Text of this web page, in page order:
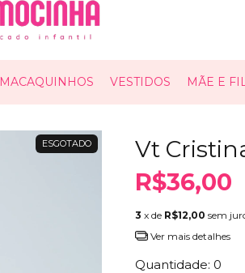
MACAQUINHOS VESTIDOS MÃE E
ESGOTADO Vt
R$36,00
3 x de R$12,00 sem
Ver mais detalhes
Quantidade: 0